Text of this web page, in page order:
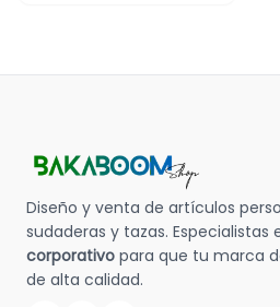
Diseño y venta de artículos
sudaderas y tazas. Especialistas
corporativo para que tu marca
de alta calidad.